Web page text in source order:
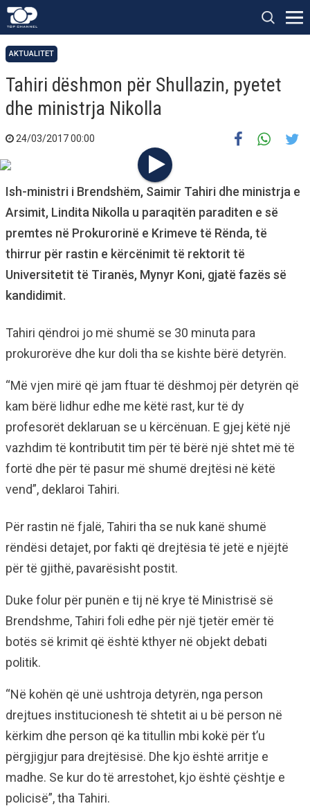
AKTUALITET
Tahiri dëshmon për Shullazin, pyetet
dhe ministrja Nikolla
24/03/2017 00:00
Ish-ministri i Brendshëm, Saimir Tahiri dhe ministrja e
Arsimit, Lindita Nikolla u paraqitën paraditen e së
premtes në Prokurorinë e Krimeve të Rënda, të
thirrur për rastin e kërcënimit të rektorit të
Universitetit të Tiranës, Mynyr Koni, gjatë fazës së
kandidimit.
Tahiri qëndroi jo më shumë se 30 minuta para
prokurorëve dhe kur doli tha se kishte bërë detyrën.
“Më vjen mirë që jam ftuar të dëshmoj për detyrën që
kam bërë lidhur edhe me këtë rast, kur të dy
profesorët deklaruan se u kërcënuan. E gjej këtë një
vazhdim të kontributit tim për të bërë një shtet më të
fortë dhe për të pasur më shumë drejtësi në këtë
vend”, deklaroi Tahiri.
Për rastin në fjalë, Tahiri tha se nuk kanë shumë
rëndësi detajet, por fakti që drejtësia të jetë e njëjtë
për të gjithë, pavarësisht postit.
Duke folur për punën e tij në krye të Ministrisë së
Brendshme, Tahiri foli edhe për një tjetër emër të
botës së krimit që është kthyer në objekt debati
politik.
“Në kohën që unë ushtroja detyrën, nga person
drejtues institucionesh të shtetit ai u bë person në
kërkim dhe person që ka titullin mbi kokë për t’u
përgjigjur para drejtësisë. Dhe kjo është arritje e
madhe. Se kur do të arrestohet, kjo është çështje e
policisë”, tha Tahiri.